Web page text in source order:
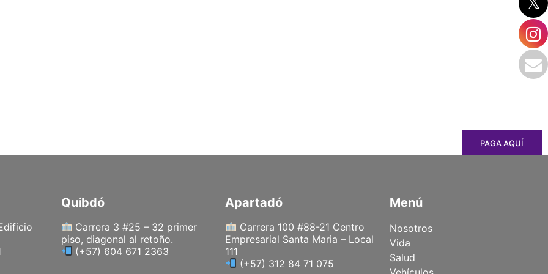
PAGA AQUÍ
Quibdó
Carrera 3 #25 – 32 primer
piso, diagonal al retoño.
(+57) 604 671 2363
Apartadó
Carrera 100 #88-21 Centro
Empresarial Santa Maria – Local
111
(+57) 312 84 71 075
Menú
Nosotros
Vida
Salud